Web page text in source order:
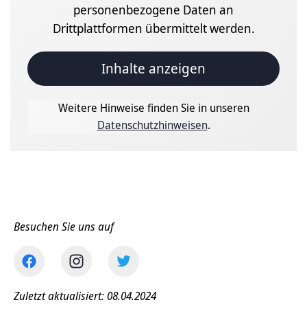
personenbezogene Daten an
Drittplattformen übermittelt werden.
Inhalte anzeigen
Weitere Hinweise finden Sie in unseren
Datenschutzhinweisen.
Besuchen Sie uns auf
Zuletzt aktualisiert: 08.04.2024